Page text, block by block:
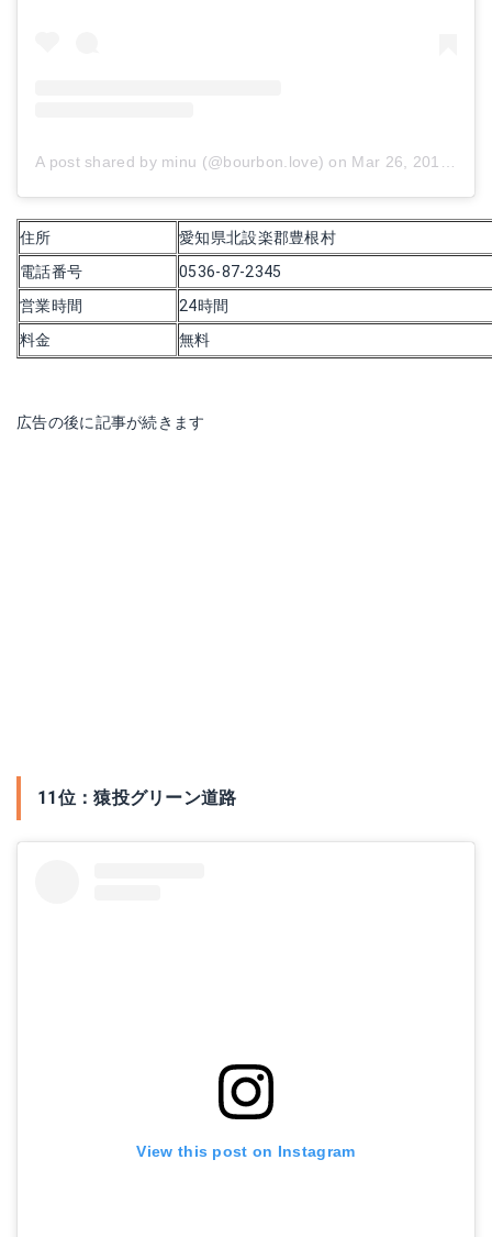
A post shared by minu (@bourbon.love) on Mar 26, 2018 at 6:56am PDT
住所
愛知県北設楽郡豊根村
電話番号
0536-87-2345
営業時間
24時間
料金
無料
広告の後に記事が続きます
11位：猿投グリーン道路
View this post on Instagram